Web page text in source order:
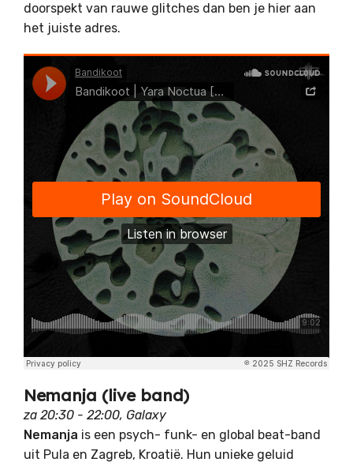
doorspekt van rauwe glitches dan ben je hier aan
het juiste adres.
Nemanja (live band)
za 20:30 - 22:00, Galaxy
Nemanja is een psych- funk- en global beat-band
uit Pula en Zagreb, Kroatië. Hun unieke geluid